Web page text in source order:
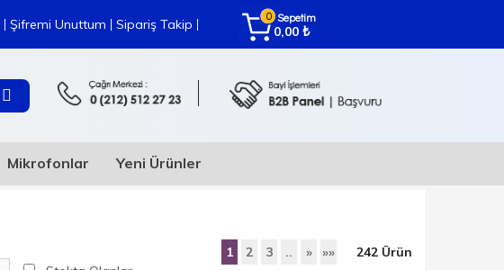
| Şifremi Unuttum | Sipariş Takip | 0 Sepetim
0,00 ₺
Mikrofonlar Yeni Ürünler
242 Ürün
1 2 3 .. » »»